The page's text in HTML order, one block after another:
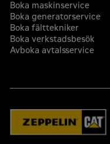
Boka maskinservice
Boka generatorservice
Boka fälttekniker
Boka verkstadsbesök
Avboka avtalsservice